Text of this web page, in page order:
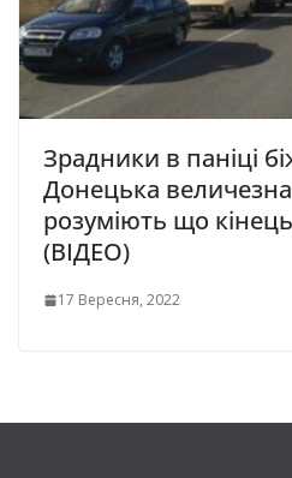
Зрадники в паніці
Донецька
розуміють що
(ВІДЕО)
17 Вересня, 2022